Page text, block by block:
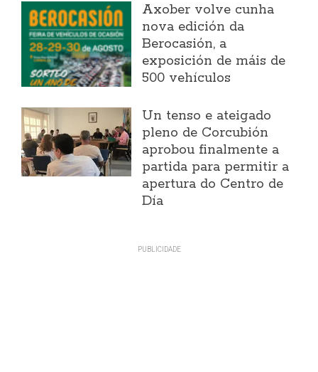
Axober volve cunha
nova edición da
Berocasión, a
exposición de máis de
500 vehículos
Un tenso e ateigado
pleno de Corcubión
aprobou finalmente a
partida para permitir a
apertura do Centro de
Día